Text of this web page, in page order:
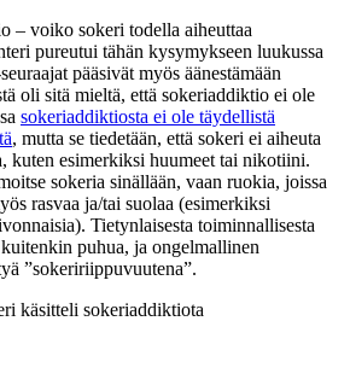
– voiko sokeri todella aiheuttaa
pureutui tähän kysymykseen luukussa
pääsivät myös äänestämään
oli sitä mieltä, että sokeriaddiktio ei ole
sokeriaddiktiosta ei ole täydellistä
, mutta se tiedetään, että sokeri ei aiheuta
kuten esimerkiksi huumeet tai nikotiini.
sokeria sinällään, vaan ruokia, joissa
rasvaa ja/tai suolaa (esimerkiksi
Tietynlaisesta toiminnallisesta
puhua, ja ongelmallinen
”sokeririippuvuutena”.